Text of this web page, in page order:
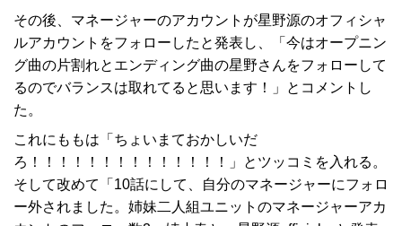
その後、マネージャーのアカウントが星野源のオフィシャ
ルアカウントをフォローしたと発表し、「今はオープニン
グ曲の片割れとエンディング曲の星野さんをフォローして
るのでバランスは取れてると思います！」とコメントし
た。
これにももは「ちょいまておかしいだ
ろ！！！！！！！！！！！！！！」とツッコミを入れる。
そして改めて「10話にして、自分のマネージャーにフォロ
ー外されました。姉妹二人組ユニットのマネージャーアカ